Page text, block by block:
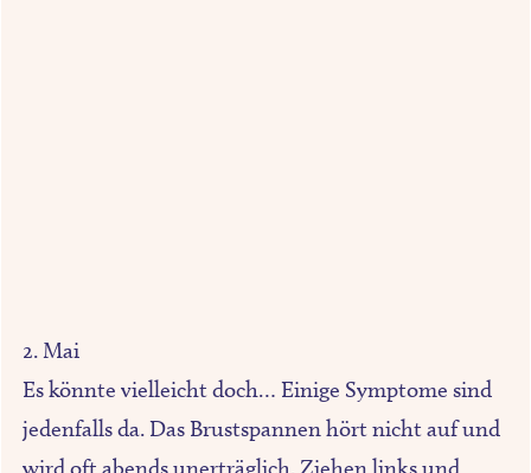
2. Mai
Es könnte vielleicht doch… Einige Symptome sind
jedenfalls da. Das Brustspannen hört nicht auf und
wird oft abends unerträglich. Ziehen links und